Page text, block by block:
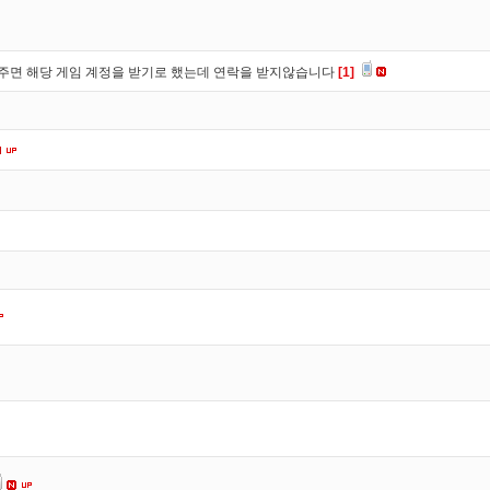
면 해당 게임 계정을 받기로 했는데 연락을 받지않습니다 [1]